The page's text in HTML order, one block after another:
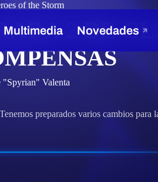
of the Storm
2 DE
"Spyrian" Valenta
preparados varios cambios